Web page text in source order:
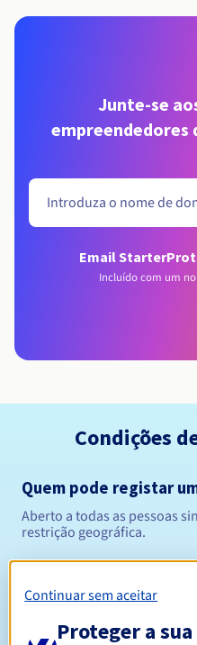
Junte-se
empreendedores
Email Starter
Incluído com um
Condições
Quem pode registar
Aberto a todas as pessoas
restrição geográfica.
Continuar sem aceitar
Proteger a